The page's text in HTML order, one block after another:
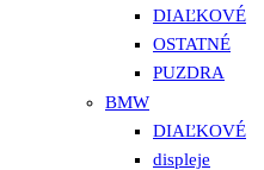
DIAĽKOVÉ
OSTATNÉ
PUZDRA
BMW
DIAĽKOVÉ
displeje